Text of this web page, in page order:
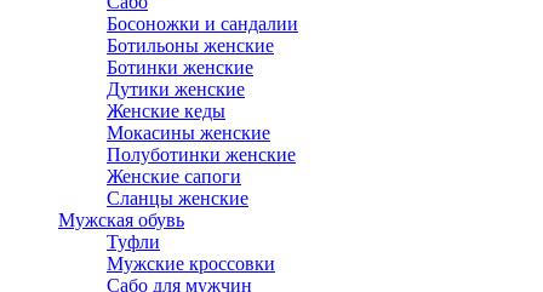
Босоножки и сандалии
Ботильоны женские
Ботинки женские
Дутики женские
Женские кеды
Мокасины женские
Полуботинки женские
Женские сапоги
Сланцы женские
Мужская обувь
Туфли
Мужские кроссовки
Сабо для мужчин